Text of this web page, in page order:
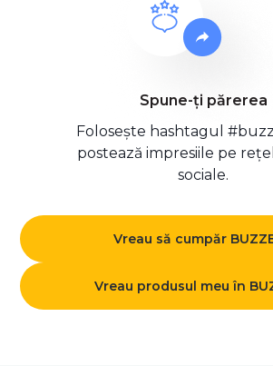
Spune-ți părerea
Folosește hashtagul
postează impresiile pe
sociale.
Vreau să cumpăr
Vreau produsul meu în